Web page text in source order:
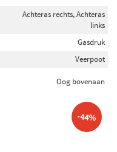
Achteras rechts, Achteras
links
Gasdruk
Veerpoot
Oog bovenaan
-44%